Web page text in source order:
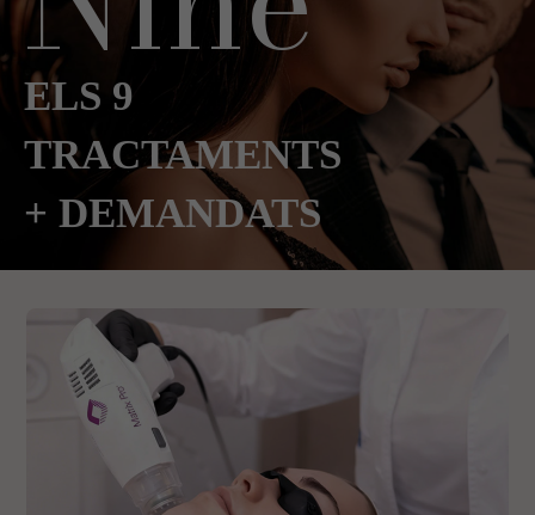
ELS 9
TRACTAMENTS
+ DEMANDATS